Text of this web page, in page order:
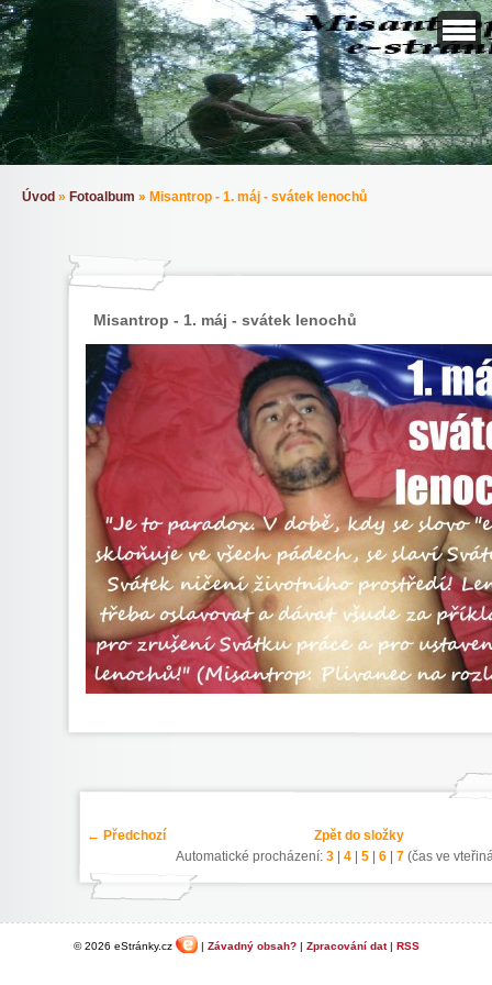
Úvod » Fotoalbum » Misantrop - 1. máj - svátek lenochů
Misantrop - 1. máj - svátek lenochů
← Předchozí
Zpět do složky
Automatické procházení: 3| 4| 5| 6| 7(čas ve
© 2026 eStránky.cz | Závadný obsah?| Zpracování dat| RSS